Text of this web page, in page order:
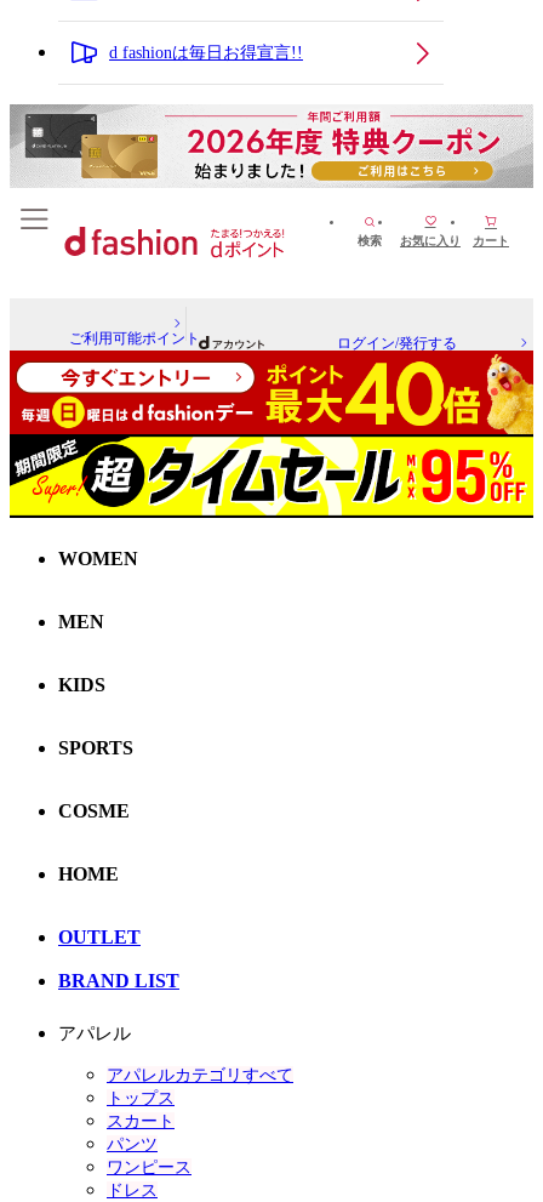
d fashionは毎日お得宣言!!
検索 お気に入り カート
ご利用可能ポイント ログイン/発行する
WOMEN
MEN
KIDS
SPORTS
COSME
HOME
OUTLET
BRAND LIST
アパレル
アパレルカテゴリすべて
トップス
スカート
パンツ
ワンピース
ドレス